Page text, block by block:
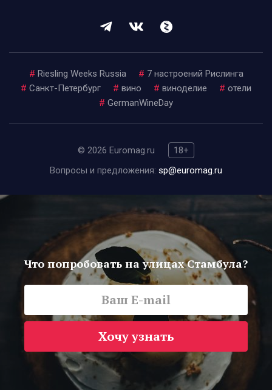
# Riesling Weeks Russia # 7 настроений Рислинга
# Санкт-Петербург # вино # виноделие # отели
# GermanWineDay
© 2026 Euromag.ru
18+
Вопросы и предложения: sp@euromag.ru
Что попробовать на улицах Стамбула?
Хочу узнать